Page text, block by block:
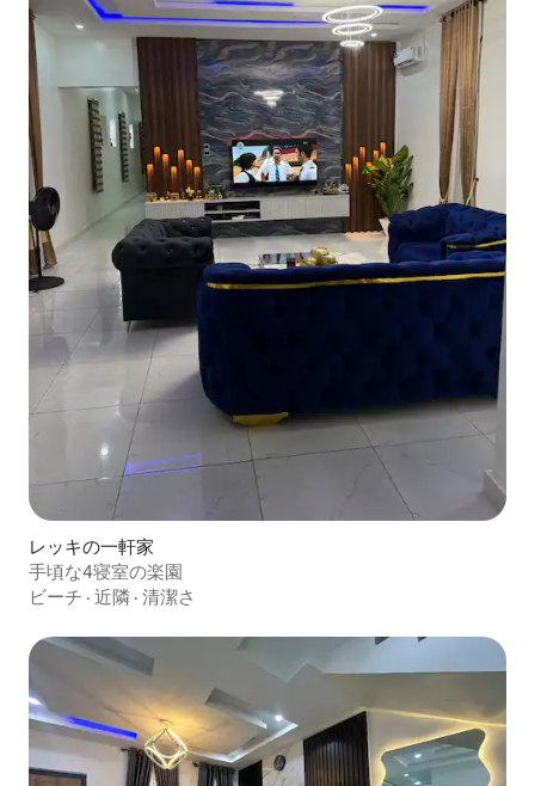
レッキの一軒家
手頃な4寝室の楽園
ビーチ · 近隣 · 清潔さ